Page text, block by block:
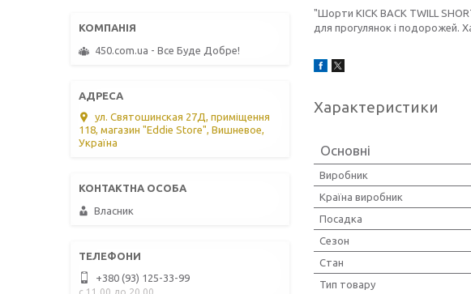
"Шорти KICK BACK TWILL
для прогулянок і подорожей.
Характеристики
Основні
Виробник
Країна виробник
Посадка
Сезон
Стан
Тип товару
450.com.ua - Все Буде Добре!
ул. Святошинская 27Д, приміщення
118, магазин "Eddie Store", Вишневое,
Україна
Власник
+380 (93) 125-33-99
с 11.00 до 20.00